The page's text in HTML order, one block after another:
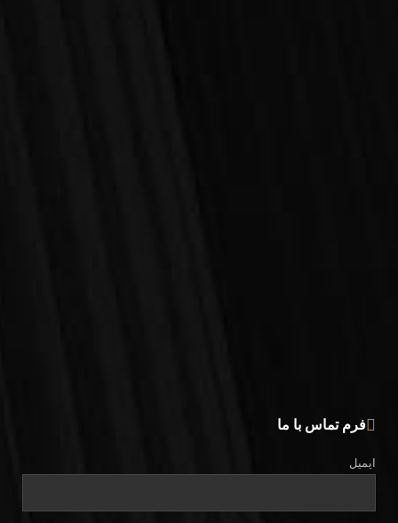
فرم تماس با ما
ایمیل